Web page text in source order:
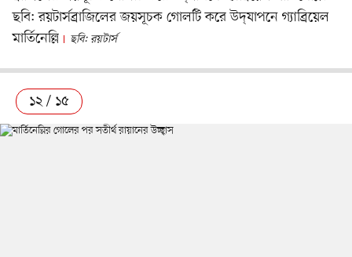
ছবি: রয়টার্সব্রাজিলের জয়সূচক গোলটি করে উদ্‌যাপনে গ্যাব্রিয়েল
মার্তিনেল্লি
ছবি: রয়টার্স
১২ / ১৫